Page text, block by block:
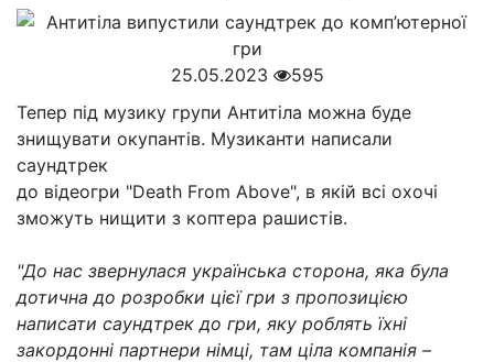
25.05.2023
595
Тепер під музику групи Антитіла можна буде
знищувати окупантів. Музиканти написали
саундтрек
до відеогри "Death From Above", в якій всі охочі
зможуть нищити з коптера рашистів.
"До нас звернулася українська сторона, яка була
дотична до розробки цієї гри з пропозицією
написати саундтрек до гри, яку роблять їхні
закордонні партнери німці, там ціла компанія –